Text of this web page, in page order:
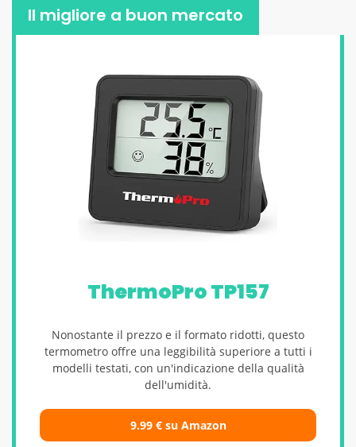
Il migliore a buon mercato
ThermoPro TP157
Nonostante il prezzo e il formato ridotti, questo
termometro offre una leggibilità superiore a tutti i
modelli testati, con un'indicazione della qualità
dell'umidità.
9.99 € su Amazon